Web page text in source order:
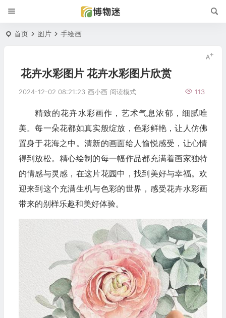
首页 图片 手绘画
花卉水彩图片 花卉水彩图片欣赏
2024-12-02 08:21:23 画小画 113
阅读模式
精致的花卉水彩画作，艺术气息浓郁，细腻唯
美。每一朵花都如真实般绽放，色彩鲜艳，让人仿佛
置身于花海之中。清新的画面给人愉悦感受，让心情
得到放松。精心绘制的每一幅作品都充满着画家独特
的情感与灵感，在这片花园中，找到美好与幸福。欢
迎来到这个充满生机与色彩的世界，感受花卉水彩画
带来的别样乐趣和美好体验。